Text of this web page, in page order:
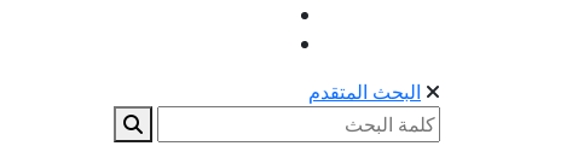
البحث المتقدم